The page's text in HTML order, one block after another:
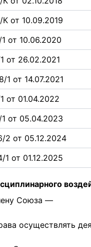
от 10.09.2019
от 10.06.2020
от 26.02.2021
от 14.07.2021
от 01.04.2022
от 05.04.2023
2 от 05.12.2024
от 01.12.2025
Союза —
осуществлять